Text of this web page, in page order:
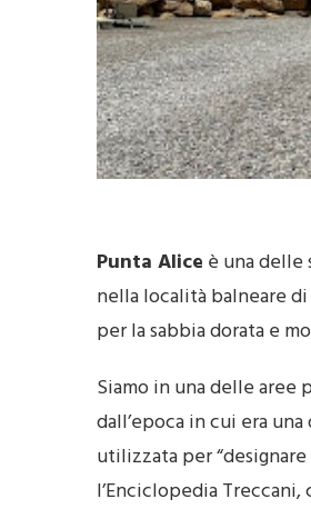
Punta Alice è una
nella località balneare di
per la sabbia dorata e
Siamo in una delle
dall’epoca in cui era
utilizzata per
l’Enciclopedia